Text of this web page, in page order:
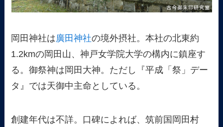
岡田神社は廣田神社の境外摂社。本社の北東約
1.2kmの岡田山、神戸女学院大学の構内に鎮座す
る。御祭神は岡田大神。ただし『平成「祭」デー
タ』では天御中主命としている。
創建年代は不詳。口碑によれば、筑前国岡田村